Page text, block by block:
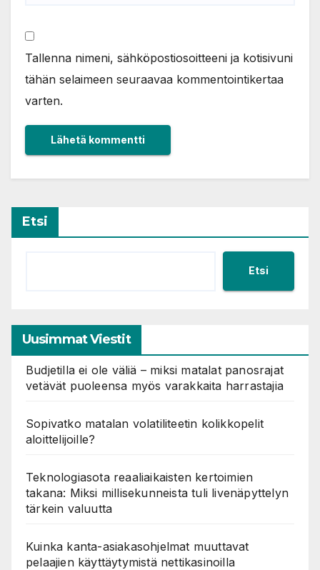
Tallenna nimeni, sähköpostiosoitteeni ja kotisivuni
tähän selaimeen seuraavaa kommentointikertaa
varten.
Etsi
Etsi
Uusimmat Viestit
Budjetilla ei ole väliä – miksi matalat panosrajat
vetävät puoleensa myös varakkaita harrastajia
Sopivatko matalan volatiliteetin kolikkopelit
aloittelijoille?
Teknologiasota reaaliaikaisten kertoimien
takana: Miksi millisekunneista tuli livenäpyttelyn
tärkein valuutta
Kuinka kanta-asiakasohjelmat muuttavat
pelaajien käyttäytymistä nettikasinoilla